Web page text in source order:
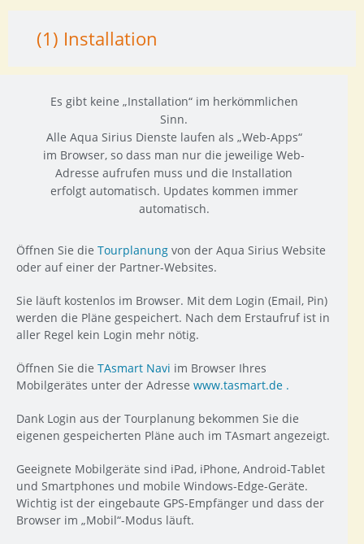
(1) Installation
Es gibt keine „Installation“ im herkömmlichen
Sinn.
Alle Aqua Sirius Dienste laufen als „Web-Apps“
im Browser, so dass man nur die jeweilige Web-
Adresse aufrufen muss und die Installation
erfolgt automatisch. Updates kommen immer
automatisch.
Öffnen Sie die Tourplanung von der Aqua Sirius Website
oder auf einer der Partner-Websites.
Sie läuft kostenlos im Browser. Mit dem Login (Email, Pin)
werden die Pläne gespeichert. Nach dem Erstaufruf ist in
aller Regel kein Login mehr nötig.
Öffnen Sie die TAsmart Navi im Browser Ihres
Mobilgerätes unter der Adresse www.tasmart.de .
Dank Login aus der Tourplanung bekommen Sie die
eigenen gespeicherten Pläne auch im TAsmart angezeigt.
Geeignete Mobilgeräte sind iPad, iPhone, Android-Tablet
und Smartphones und mobile Windows-Edge-Geräte.
Wichtig ist der eingebaute GPS-Empfänger und dass der
Browser im „Mobil“-Modus läuft.